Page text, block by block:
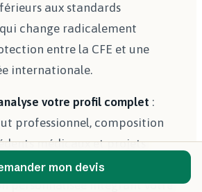
aux standards
change radicalement
entre la CFE et une
internationale.
votre profil complet :
professionnel, composition
médicaux et projets
analyse aboutit à une
personnalisée intégrant votre
mon devis